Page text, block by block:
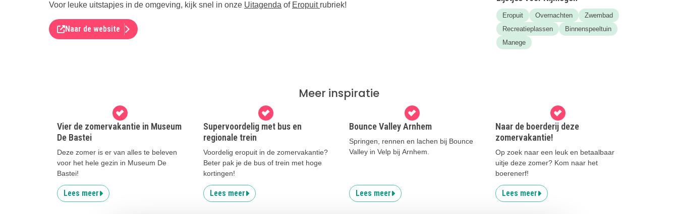
Voor leuke uitstapjes in de omgeving, kijk snel in onze Uitagenda of Eropuit rubriek!
Naar de website
Eropuit Overnachten
Zwembad
Recreatieplassen
Binnenspeeltuin
Manege
Meer inspiratie
Vier de zomervakantie in Museum
De Bastei
Deze zomer is er van alles te beleven
voor het hele gezin in Museum De
Bastei!
Lees meer
Supervoordelig met bus en
regionale trein
Voordelig eropuit in de zomervakantie?
Beter pak je de bus of trein met hoge
kortingen!
Lees meer
Bounce Valley Arnhem
Springen, rennen en lachen bij Bounce
Valley in Velp bij Arnhem.
Lees meer
Naar de boerderij deze
zomervakantie!
Op zoek naar een leuk en betaalbaar
uitje deze zomer? Kom naar het
boerenerf!
Lees meer